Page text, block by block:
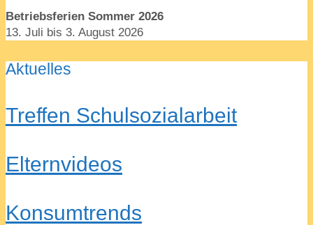
Betriebsferien Sommer 2026
13. Juli bis 3. August 2026
Aktuelles
Treffen Schulsozialarbeit
Elternvideos
Konsumtrends